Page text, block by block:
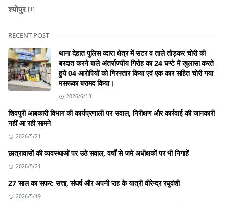
श्योपुर [1]
RECENT POST
थाना देहात पुलिस व्दारा क्षेत्र में सटर व ताले तोड़कर चोरी की
बरदात करने बाले अंतर्राज्यीय गिरोह का 24 घण्टे में खुलासा करते
हुये 04 आरोपियों को गिरफ्तार किया एवं एक कार सहित चोरी गया
मसरूका बरामद किया।
2026/6/13
शिवपुरी आबकारी विभाग की कार्यप्रणाली पर सवाल, निरीक्षण और कार्रवाई की जानकारी
नहीं आ रही सामने
2026/5/21
छात्रावासों की व्यवस्थाओं पर उठे सवाल, वर्षों से जमे अधीक्षकों पर भी निगाहें
2026/5/21
27 साल का सफर: सत्ता, संघर्ष और अपनी राह के यात्री वीरेन्द्र रघुवंशी
2026/5/19